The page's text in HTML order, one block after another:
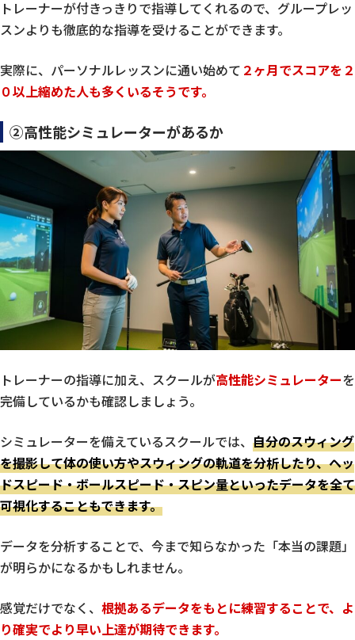
トレーナーが付きっきりで指導してくれるので、グループレッ
スンよりも徹底的な指導を受けることができます。
実際に、パーソナルレッスンに通い始めて ２ヶ月でスコアを２
０以上縮めた人も多くいるそうです。
②高性能シミュレーターがあるか
トレーナーの指導に加え、スクールが高性能シミュレーターを
完備しているかも確認しましょう。
シミュレーターを備えているスクールでは、 自分のスウィング
を撮影して体の使い方やスウィングの軌道を分析したり、ヘッ
ドスピード・ボールスピード・スピン量といったデータを全て
可視化することもできます。
データを分析することで、今まで知らなかった「本当の課題」
が明らかになるかもしれません。
感覚だけでなく、 根拠あるデータをもとに練習することで、よ
り確実でより早い上達が期待できます。